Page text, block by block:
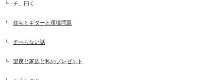
チ。曰く
住宅とギターと環境問題
すべらない話
聖夜と家族と私のプレゼント